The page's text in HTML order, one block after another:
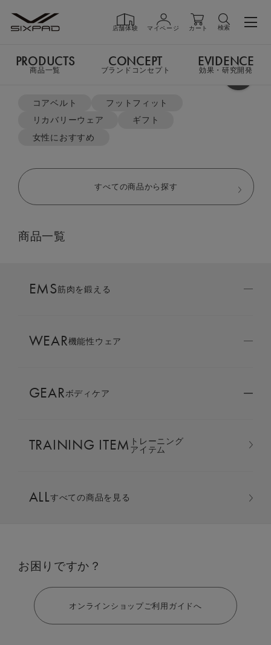
店舗体験 マイページ カート 検索
PRODUCTS商品一覧
GIFT ギフト
LIVE SHOPPING
AMBASSADOR
SIXPAD APP
COLUMN
LARGE ORDER ⼤⼝注⽂窓⼝
MULTI EMS
よく検索されているキーワード
コアベルト
フットフィット
リカバリーウェア
ギフト
女性におすすめ
すべての商品から探す
商品一覧
EMS筋肉を鍛える
WEAR機能性ウェア
GEARボディケア
TRAINING ITEM トレーニング
アイテム
ALLすべての商品を見る
お困りですか？
オンラインショップご利用ガイドへ
PRODUCTS
商品一覧
CONCEPT
ブランドコンセプト
EVIDENCE
効果・研究開発
ツ 上下セット